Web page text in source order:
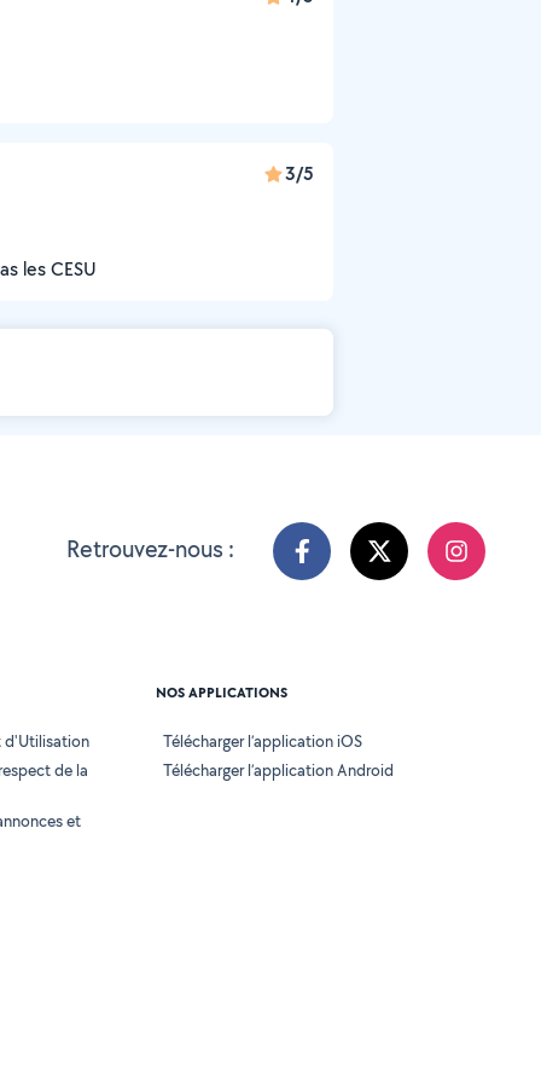
3/5
les CESU
Retrouvez-nous :
d'Utilisation
de la
et
NOS APPLICATIONS
Télécharger l’application iOS
Télécharger l’application Android